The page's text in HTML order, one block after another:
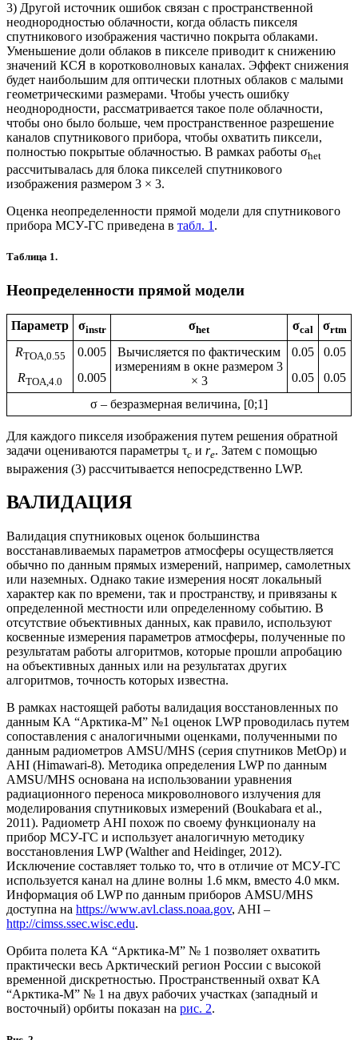
3) Другой источник ошибок связан с пространственной
неоднородностью облачности, когда область пикселя
спутникового изображения частично покрыта облаками.
Уменьшение доли облаков в пикселе приводит к снижению
значений КСЯ в коротковолновых каналах. Эффект снижения
будет наибольшим для оптически плотных облаков с малыми
геометрическими размерами. Чтобы учесть ошибку
неоднородности, рассматривается такое поле облачности,
чтобы оно было больше, чем пространственное разрешение
каналов спутникового прибора, чтобы охватить пиксели,
полностью покрытые облачностью. В рамках работы σhet
рассчитывалась для блока пикселей спутникового
изображения размером 3 × 3.
Оценка неопределенности прямой модели для спутникового
прибора МСУ-ГС приведена в табл. 1 .
Таблица 1.
Неопределенности прямой модели
Параметр σinstr σhet σcal σrtm
RTOA,0.55 0.005
Вычисляется по фактическим
измерениям в окне размером 3
× 3
0.05
0.05
RTOA,4.0 0.005 0.05
0.05
σ – безразмерная величина, [0;1]
Для каждого пикселя изображения путем решения обратной
задачи оцениваются параметры τс и re. Затем с помощью
выражения (3) рассчитывается непосредственно LWP.
ВАЛИДАЦИЯ
Валидация спутниковых оценок большинства
восстанавливаемых параметров атмосферы осуществляется
обычно по данным прямых измерений, например, самолетных
или наземных. Однако такие измерения носят локальный
характер как по времени, так и пространству, и привязаны к
определенной местности или определенному событию. В
отсутствие объективных данных, как правило, используют
косвенные измерения параметров атмосферы, полученные по
результатам работы алгоритмов, которые прошли апробацию
на объективных данных или на результатах других
алгоритмов, точность которых известна.
В рамках настоящей работы валидация восстановленных по
данным КА “Арктика-М” №1 оценок LWP проводилась путем
сопоставления с аналогичными оценками, полученными по
данным радиометров AMSU/MHS (серия спутников MetOp) и
AHI (Himawari-8). Методика определения LWP по данным
AMSU/MHS основана на использовании уравнения
радиационного переноса микроволнового излучения для
моделирования спутниковых измерений (Boukabara et al.,
2011). Радиометр AHI похож по своему функционалу на
прибор МСУ-ГС и использует аналогичную методику
восстановления LWP (Walther and Heidinger, 2012).
Исключение составляет только то, что в отличие от МСУ-ГС
используется канал на длине волны 1.6 мкм, вместо 4.0 мкм.
Информация об LWP по данным приборов AMSU/MHS
доступна на https://www.avl.class.noaa.gov, AHI –
http://cimss.ssec.wisc.edu.
Орбита полета КА “Арктика-М” № 1 позволяет охватить
практически весь Арктический регион России с высокой
временной дискретностью. Пространственный охват КА
“Арктика-М” № 1 на двух рабочих участках (западный и
восточный) орбиты показан на рис. 2.